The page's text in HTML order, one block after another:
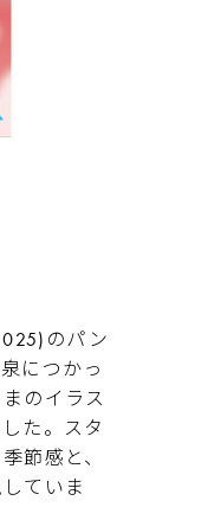
のパン
につかっ
のイラス
た。スタ
節感と、
ていま